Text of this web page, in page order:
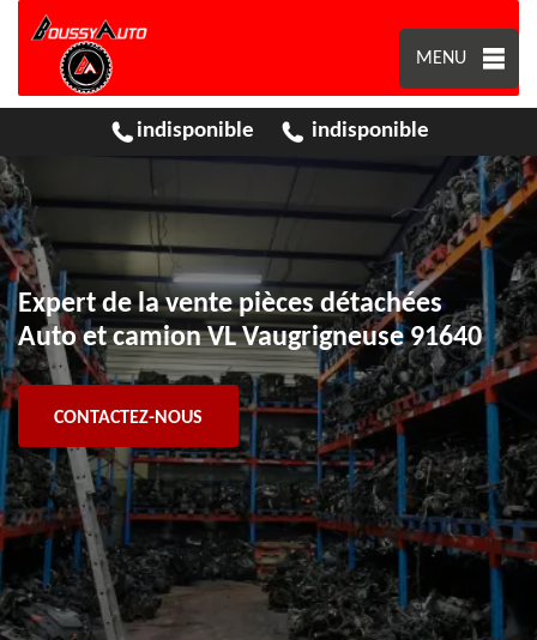
MENU
indisponible indisponible
Expert de la vente pièces détachées
Auto et camion VL Vaugrigneuse 91640
CONTACTEZ-NOUS